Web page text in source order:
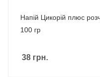
Напій Цикорій плюс
100 гр
38 грн.